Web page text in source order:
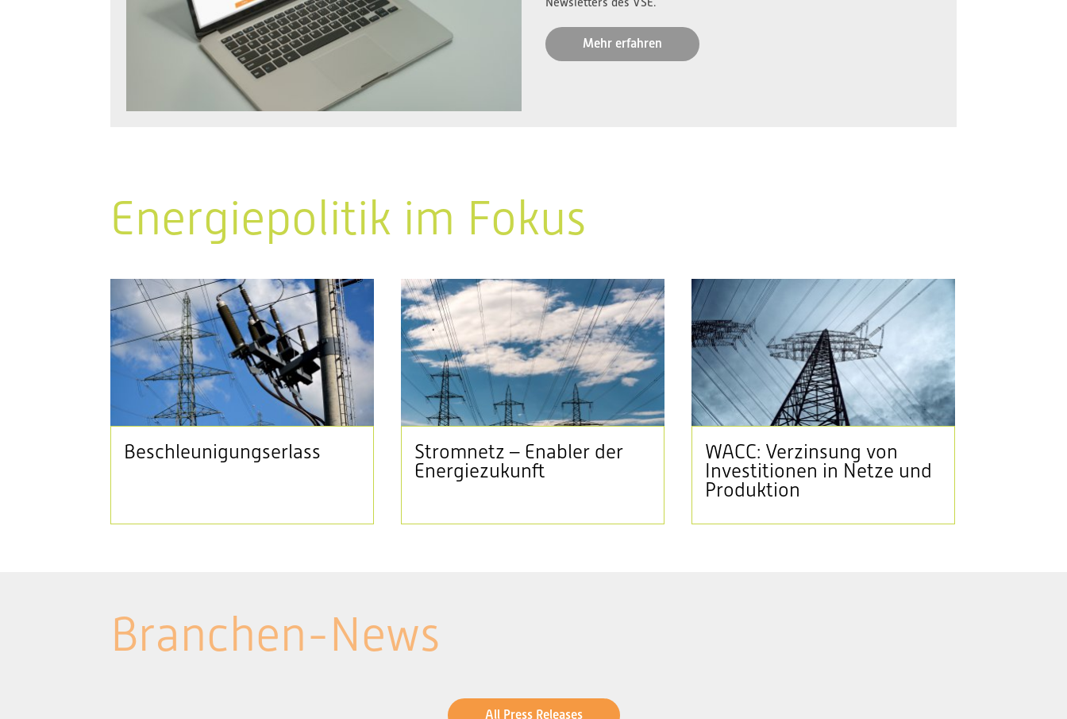
Mehr erfahren
Energiepolitik im Fokus
Beschleunigungserlass
Stromnetz – Enabler der
Energiezukunft
WACC: Verzinsung von
Investitionen in Netze und
Produktion
Branchen-News
All Press Releases